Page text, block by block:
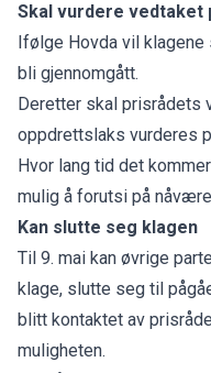
Skal vurdere vedtaket
Ifølge Hovda vil klagene
bli gjennomgått.
Deretter skal prisrådets
oppdrettslaks vurderes
Hvor lang tid det
mulig å forutsi på
Kan slutte seg klagen
Til 9. mai kan øvrige
klage, slutte seg til
blitt kontaktet av
muligheten.